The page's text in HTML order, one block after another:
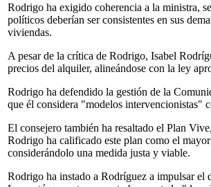
Rodrigo ha exigido coherencia a la ministra,
políticos deberían ser consistentes en sus
viviendas.
A pesar de la crítica de Rodrigo, Isabel
precios del alquiler, alineándose con la ley
Rodrigo ha defendido la gestión de la
que él considera "modelos intervencionistas"
El consejero también ha resaltado el Plan
Rodrigo ha calificado este plan como el
considerándolo una medida justa y viable.
Rodrigo ha instado a Rodríguez a impulsar el